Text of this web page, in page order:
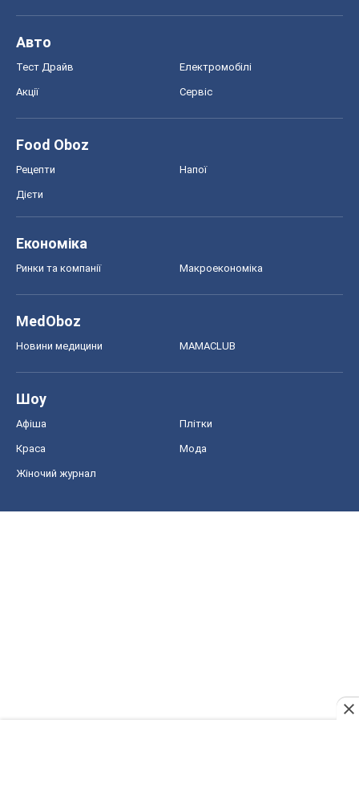
Авто
Тест Драйв Електромобілі
Акції Сервіс
Food Oboz
Рецепти Напої
Дієти
Економіка
Ринки та компанії Макроекономіка
MedOboz
Новини медицини MAMACLUB
Шоу
Афіша Плітки
Краса Мода
Жіночий журнал